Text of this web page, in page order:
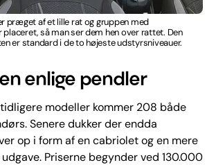
præget af et lille rat og gruppen med
placeret, så man ser dem hen over rattet. Den
er standard i de to højeste udstyrsniveauer.
enlige pendler
modeller kommer 208 både
Senere dukker der endda
op i form af en cabriolet og en mere
Priserne begynder ved 130.000